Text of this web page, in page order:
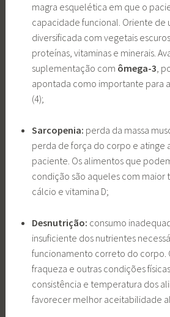
magra esquelética em que o
capacidade funcional. Oriente de
diversificada com vegetais
proteínas, vitaminas e minerais.
suplementação com ômega-3,
apontada como importante para
(4);
Sarcopenia: perda da massa
perda de força do corpo e atinge
paciente. Os alimentos que
condição são aqueles com maior
cálcio e vitamina D;
Desnutrição: consumo
insuficiente dos nutrientes
funcionamento correto do corpo.
fraqueza e outras condições
consistência e temperatura dos
favorecer melhor aceitabilidade